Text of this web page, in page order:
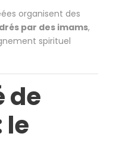
organisent des
par des imams,
spirituel
de
le